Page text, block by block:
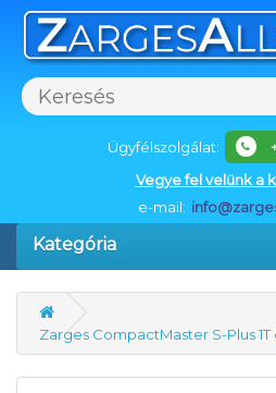
Ügyfélszolgálat:
Vegye fel velünk a
e-mail:
Kategória
Zarges CompactMaster S-Plus